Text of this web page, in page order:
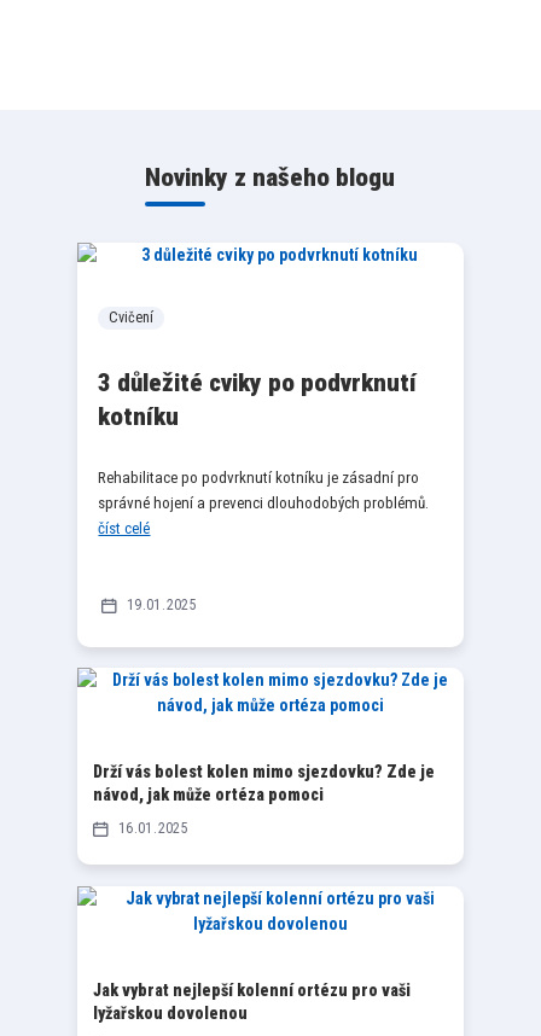
Novinky z našeho blogu
19 01 2025
Cvičení
3 důležité cviky po podvrknutí
kotníku
Rehabilitace po podvrknutí kotníku je zásadní pro
správné hojení a prevenci dlouhodobých problémů.
číst celé
16 01 2025
Drží vás bolest kolen mimo sjezdovku? Zde je
návod, jak může ortéza pomoci
Jak vybrat nejlepší kolenní ortézu pro vaši
lyžařskou dovolenou